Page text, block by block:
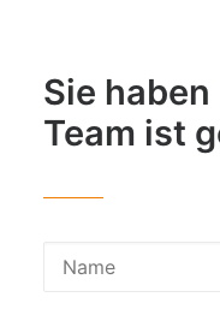
Sie
Team ist